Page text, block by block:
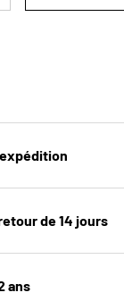
de 14 jours
ans